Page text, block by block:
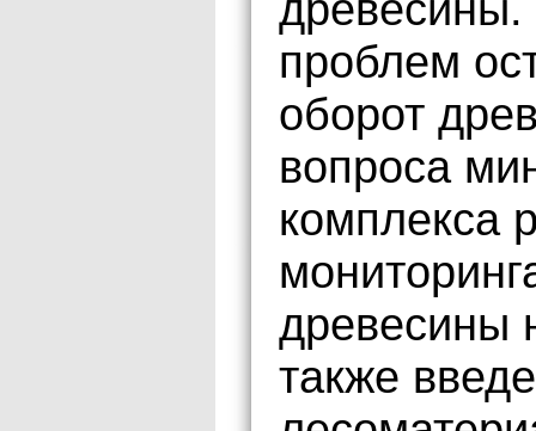
проблем
оборот
вопроса
комплекса
древесины
также